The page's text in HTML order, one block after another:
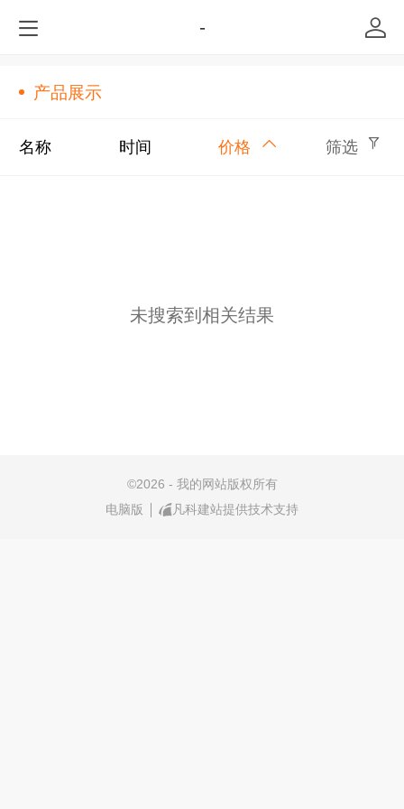
-
产品展示
名称 时间 价格 筛选
未搜索到相关结果
©2026 - 我的网站版权所有
电脑版
凡科建站提供技术支持